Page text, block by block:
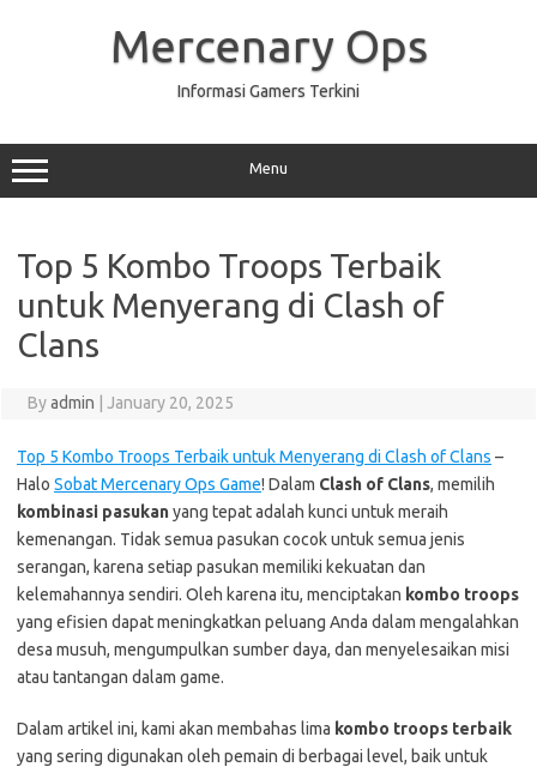
Mercenary Ops
Informasi Gamers Terkini
Menu
Top 5 Kombo Troops Terbaik
untuk Menyerang di Clash of
Clans
Byadmin January 20, 2025
Top 5 Kombo Troops Terbaik untuk Menyerang di Clash of Clans –
Halo Sobat Mercenary Ops Game! Dalam Clash of Clans, memilih
kombinasi pasukanyang tepat adalah kunci untuk meraih
kemenangan. Tidak semua pasukan cocok untuk semua jenis
serangan, karena setiap pasukan memiliki kekuatan dan
kelemahannya sendiri. Oleh karena itu, menciptakan kombo troops
yang efisien dapat meningkatkan peluang Anda dalam mengalahkan
desa musuh, mengumpulkan sumber daya, dan menyelesaikan misi
atau tantangan dalam game.
Dalam artikel ini, kami akan membahas lima kombo troops terbaik
yang sering digunakan oleh pemain di berbagai level, baik untuk